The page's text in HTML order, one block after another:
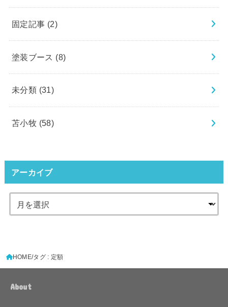
固定記事 (2)
塗装ブース (8)
未分類 (31)
苫小牧 (58)
アーカイブ
HOME タグ : 定額
About